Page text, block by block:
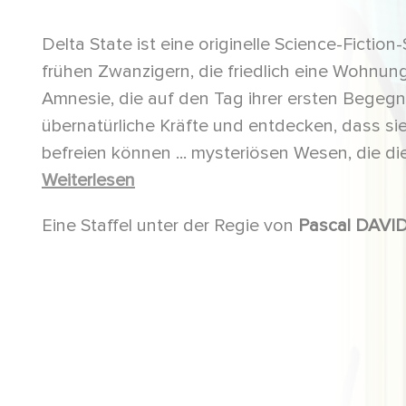
Delta State ist eine originelle Science-
frühen Zwanzigern, die friedlich eine
Amnesie, die auf den Tag ihrer ersten
übernatürliche Kräfte und entdecken, dass
befreien können ... mysteriösen Wesen, die
wollen ... Ihr Kampf findet im Wesentlichen
statt, einer noch unerforschten Welt, in der
können.
Weiterlesen
Eine Staffel unter der Regie von Pascal